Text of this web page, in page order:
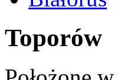
Toporów